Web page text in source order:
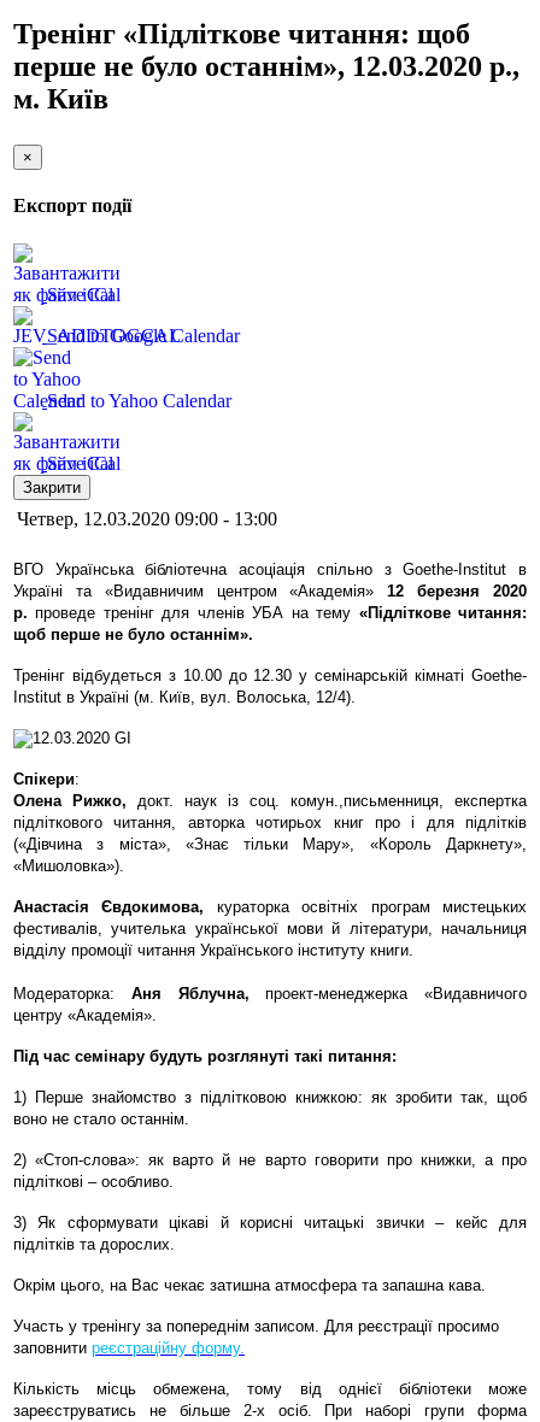
Тренінг «Підліткове читання: щоб
перше не було останнім», 12.03.2020 р.,
м. Київ
×
Експорт події
Save iCal
Send to Google Calendar
Send to Yahoo Calendar
Save iCal
Закрити
Четвер, 12.03.2020 09:00 - 13:00
ВГО Українська бібліотечна асоціація спільно з Goethe-Institut в
Україні та «Видавничим центром «Академія»12 березня 2020
р. проведе тренінг для членів УБА на тему «Підліткове читання:
щоб перше не було останнім».
Тренінг відбудеться з 10.00 до 12.30 у семінарській кімнаті Goethe-
Institut в Україні (м. Київ, вул. Волоська, 12/4).
Спікери:
Олена Рижко, докт. наук із соц. комун.,письменниця, експертка
підліткового читання, авторка чотирьох книг про і для підлітків
(«Дівчина з міста», «Знає тільки Мару», «Король Даркнету»,
«Мишоловка»).
Анастасія Євдокимова, кураторка освітніх програм мистецьких
фестивалів, учителька української мови й літератури, начальниця
відділу промоції читання Українського інституту книги.
Модераторка: Аня Яблучна,проект-менеджерка «Видавничого
центру «Академія».
Під час семінару будуть розглянуті такі питання:
1) Перше знайомство з підлітковою книжкою: як зробити так, щоб
воно не стало останнім.
2) «Стоп-слова»: як варто й не варто говорити про книжки, а про
підліткові – особливо.
3) Як сформувати цікаві й корисні читацькі звички – кейс для
підлітків та дорослих.
Окрім цього, на Вас чекає затишна атмосфера та запашна кава.
Участь у тренінгу за попереднім записом. Для реєстрації просимо
заповнити реєстраційну форму.
Кількість місць обмежена, тому від однієї бібліотеки може
зареєструватись не більше 2-х осіб. При наборі групи форма